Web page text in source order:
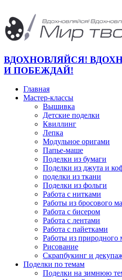
ВДОХНОВЛЯЙСЯ!
И ПОБЕЖДАЙ!
Главная
Мастер-классы
Вышивка
Детские поделки
Квиллинг
Лепка
Модульное оригами
Папье-маше
Поделки из бумаги
Поделки из джута и
поделки из ткани
Поделки из фольги
Работа с нитками
Работы из бросового
Работа с бисером
Работа с лентами
Работа с пайетками
Работы из природного
Рисование
Скрапбукинг и
Поделки по темам
Поделки на зимнюю